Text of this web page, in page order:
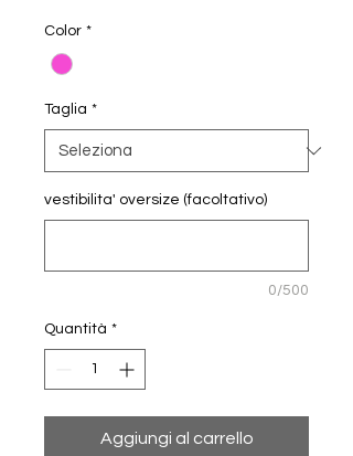
Color *
Taglia *
vestibilita' oversize (facoltativo)
0/500
Quantità *
Aggiungi al carrello